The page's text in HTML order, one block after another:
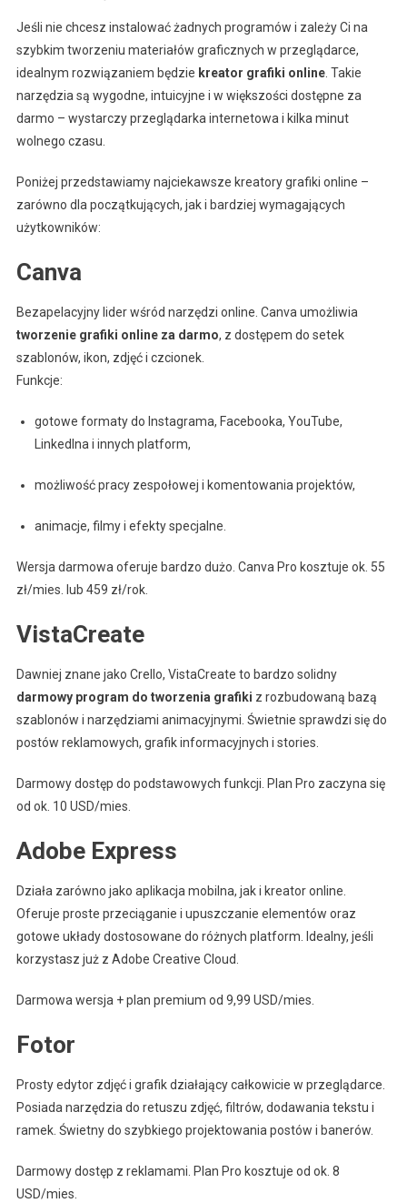
Jeśli nie chcesz instalować żadnych programów i zależy Ci na
szybkim tworzeniu materiałów graficznych w przeglądarce,
idealnym rozwiązaniem będzie kreator grafiki online. Takie
narzędzia są wygodne, intuicyjne i w większości dostępne za
darmo – wystarczy przeglądarka internetowa i kilka minut
wolnego czasu.
Poniżej przedstawiamy najciekawsze kreatory grafiki online –
zarówno dla początkujących, jak i bardziej wymagających
użytkowników:
Canva
Bezapelacyjny lider wśród narzędzi online. Canva umożliwia
tworzenie grafiki online za darmo, z dostępem do setek
szablonów, ikon, zdjęć i czcionek.
Funkcje:
gotowe formaty do Instagrama, Facebooka, YouTube,
LinkedIna i innych platform,
możliwość pracy zespołowej i komentowania projektów,
animacje, filmy i efekty specjalne.
Wersja darmowa oferuje bardzo dużo. Canva Pro kosztuje ok. 55
zł/mies. lub 459 zł/rok.
VistaCreate
Dawniej znane jako Crello, VistaCreate to bardzo solidny
darmowy program do tworzenia grafiki z rozbudowaną bazą
szablonów i narzędziami animacyjnymi. Świetnie sprawdzi się do
postów reklamowych, grafik informacyjnych i stories.
Darmowy dostęp do podstawowych funkcji. Plan Pro zaczyna się
od ok. 10 USD/mies.
Adobe Express
Działa zarówno jako aplikacja mobilna, jak i kreator online.
Oferuje proste przeciąganie i upuszczanie elementów oraz
gotowe układy dostosowane do różnych platform. Idealny, jeśli
korzystasz już z Adobe Creative Cloud.
Darmowa wersja + plan premium od 9,99 USD/mies.
Fotor
Prosty edytor zdjęć i grafik działający całkowicie w przeglądarce.
Posiada narzędzia do retuszu zdjęć, filtrów, dodawania tekstu i
ramek. Świetny do szybkiego projektowania postów i banerów.
Darmowy dostęp z reklamami. Plan Pro kosztuje od ok. 8
USD/mies.